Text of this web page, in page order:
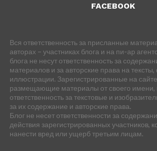
FACEBOOK
Вся ответственность за присланные
авторах – участниках блога и на пи-ар
блога не несут ответственность за
материалов и за авторские права на
иллюстрации. Зарегистрированные на
размещающие материалы от своего имени,
ответственность за текстовые и
за их содержание и авторские права.
Блог не несет ответственности за
действия зарегистрированных участников,
нанести вред или ущерб третьим лицам.